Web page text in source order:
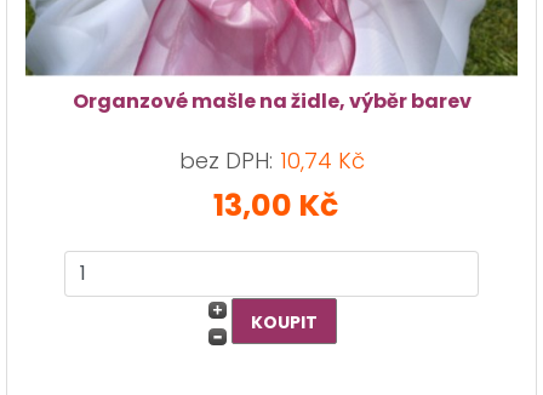
Organzové mašle na židle, výběr barev
bez DPH: 10,74 Kč
13,00 Kč